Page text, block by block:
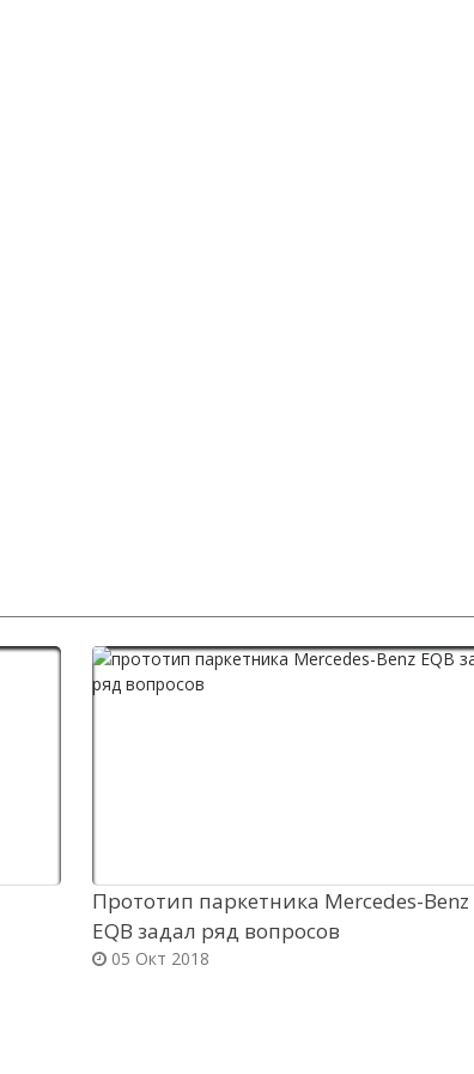
Прототип паркетника Mercedes-Benz
EQB задал ряд вопросов
05 Окт 2018